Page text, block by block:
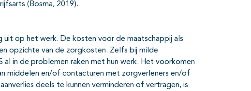
(Bosma, 2019).
op het werk. De kosten voor de maatschappij als
opzichte van de zorgkosten. Zelfs bij milde
al in de problemen raken met hun werk. Het voorkomen
middelen en/of contacturen met zorgverleners en/of
deels te kunnen verminderen of vertragen, is